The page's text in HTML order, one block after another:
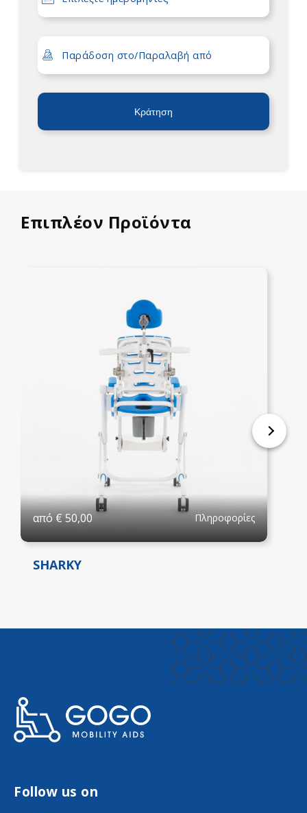
Κράτηση
Επιπλέον Προϊόντα
από€50,00 Πληροφορίες
SHARKY
Follow us on